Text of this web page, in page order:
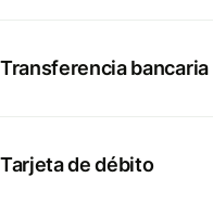
Transferencia bancaria
Tarjeta de débito